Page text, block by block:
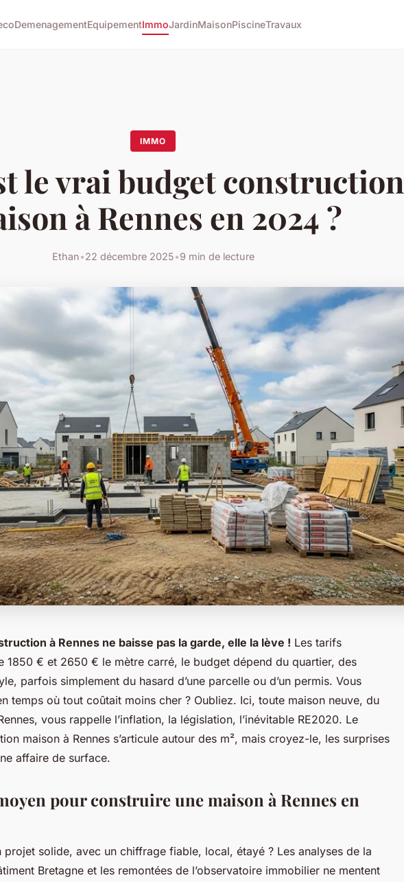
DemenagementEquipementImmoJardinMaisonPiscineTravaux
IMMO
le vrai budget construction
à Rennes en 2024 ?
Ethan•22 décembre 2025•9 min de lecture
à Rennes ne baisse pas la garde, elle la lève ! Les tarifs
1850 € et 2650 € le mètre carré, le budget dépend du quartier, des
parfois simplement du hasard d’une parcelle ou d’un permis. Vous
temps où tout coûtait moins cher ? Oubliez. Ici, toute maison neuve, du
vous rappelle l’inflation, la législation, l’inévitable RE2020. Le
maison à Rennes s’articule autour des m², mais croyez-le, les surprises
affaire de surface.
pour construire une maison à Rennes en
projet solide, avec un chiffrage fiable, local, étayé ? Les analyses de la
Bretagne et les remontées de l’observatoire immobilier ne mentent